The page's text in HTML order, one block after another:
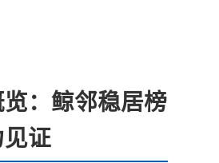
：鲸邻稳居榜
证